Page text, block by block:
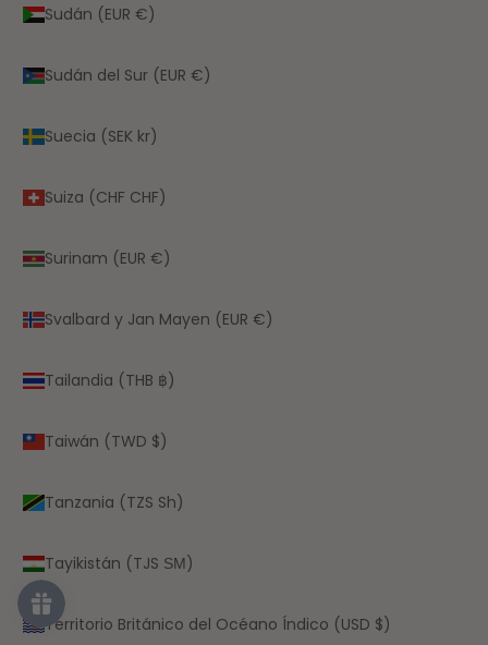
Sudán (EUR €)
Sudán del Sur (EUR €)
Suecia (SEK kr)
Suiza (CHF CHF)
Surinam (EUR €)
Svalbard y Jan Mayen (EUR €)
Tailandia (THB ฿)
Taiwán (TWD $)
Tanzania (TZS Sh)
Tayikistán (TJS ЅМ)
Territorio Británico del Océano Índico (USD $)